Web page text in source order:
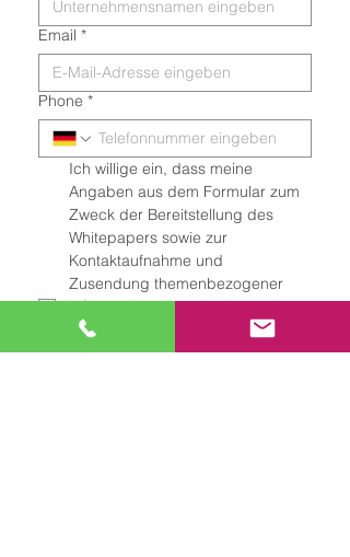
Email *
Phone *
Ich willige ein, dass meine
Angaben aus dem Formular zum
Zweck der Bereitstellung des
Whitepapers sowie zur
Kontaktaufnahme und
Zusendung themenbezogener
Informationen verarbeitet und
Datenschutzerklärung zur